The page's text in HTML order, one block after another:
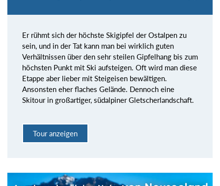
Er rühmt sich der höchste Skigipfel der Ostalpen zu
sein, und in der Tat kann man bei wirklich guten
Verhältnissen über den sehr steilen Gipfelhang bis zum
höchsten Punkt mit Ski aufsteigen. Oft wird man diese
Etappe aber lieber mit Steigeisen bewältigen.
Ansonsten eher flaches Gelände. Dennoch eine
Skitour in großartiger, südalpiner Gletscherlandschaft.
Tour anzeigen